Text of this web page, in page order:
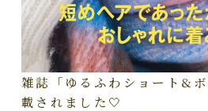
雑誌「ゆるふわショート&
載されました🤍